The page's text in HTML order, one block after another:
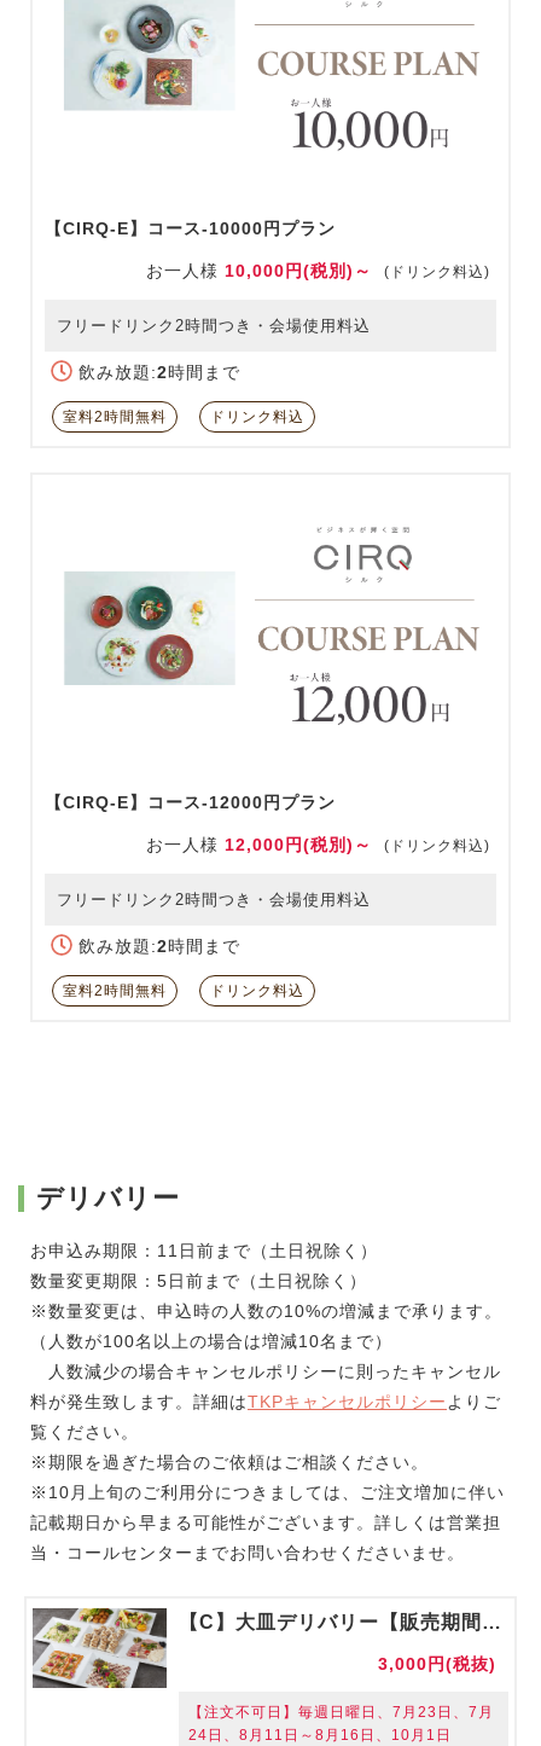
【CIRQ-E】コース-10000円プラン
お一人様 10,000円(税別)～ (ドリンク料込)
フリードリンク2時間つき・会場使用料込
飲み放題:2時間まで
室料2時間無料 ドリンク料込
【CIRQ-E】コース-12000円プラン
お一人様 12,000円(税別)～ (ドリンク料込)
フリードリンク2時間つき・会場使用料込
飲み放題:2時間まで
室料2時間無料 ドリンク料込
デリバリー
お申込み期限：11日前まで（土日祝除く）
数量変更期限：5日前まで（土日祝除く）
※数量変更は、申込時の人数の10%の増減まで承ります。
（人数が100名以上の場合は増減10名まで）
人数減少の場合キャンセルポリシーに則ったキャンセル
料が発生致します。詳細はTKPキャンセルポリシーよりご
覧ください。
※期限を過ぎた場合のご依頼はご相談ください。
※10月上旬のご利用分につきましては、ご注文増加に伴い
記載期日から早まる可能性がございます。詳しくは営業担
当・コールセンターまでお問い合わせくださいませ。
【C】大皿デリバリー【販売期間】2026/06/01～2026/09/30
3,000円(税抜)
【注文不可日】毎週日曜日、7月23日、7月
24日、8月11日～8月16日、10月1日